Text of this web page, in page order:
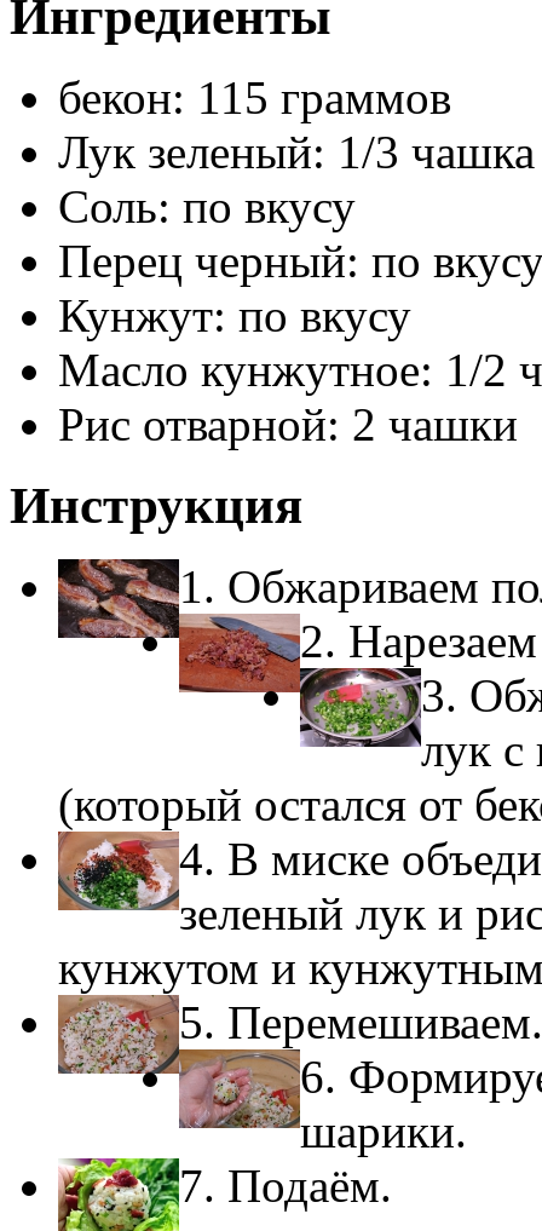
Ингредиенты
бекон: 115 граммов
Лук зеленый: 1/3 чашка
Соль: по вкусу
Перец черный: по
Кунжут: по вкусу
Масло кунжутное: 1/2
Рис отварной: 2 чашки
Инструкция
1. Обжариваем
2.
3.
лук с
(который остался от
4. В миске
зеленый лук и
кунжутом и
5. Перемешиваем.
6.
шарики.
7. Подаём.